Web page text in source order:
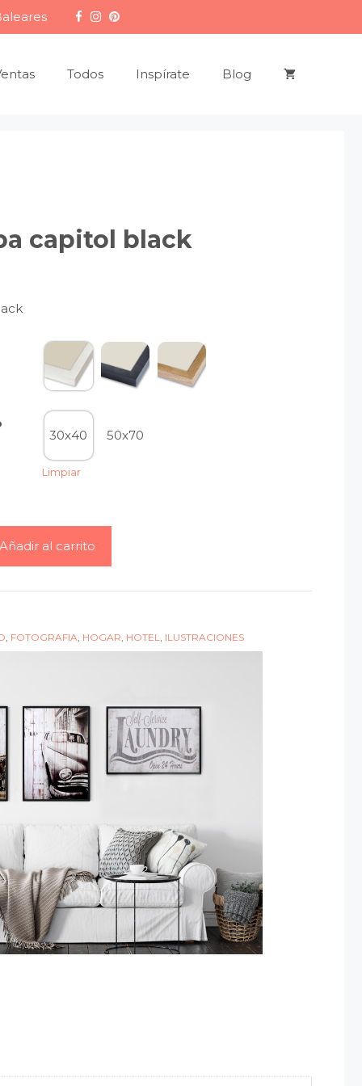
Todos Inspírate Blog
capitol black
30x40 50x70
Limpiar
Añadir al carrito
, FOTOGRAFIA, HOGAR, HOTEL, ILUSTRACIONES